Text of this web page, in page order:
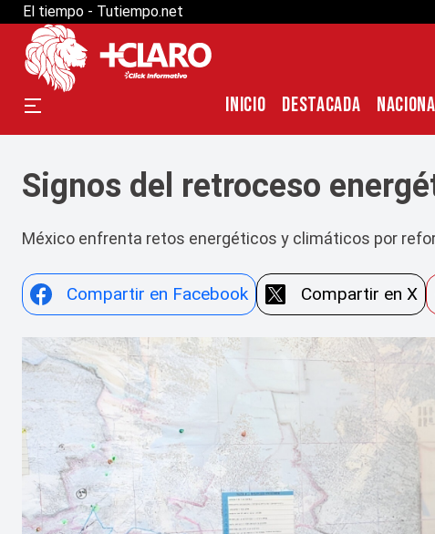
El tiempo - Tutiempo.net
INICIO DESTACADA
Signos del retroceso
México enfrenta retos energéticos y climáticos por
Compartir en Facebook Compartir en X